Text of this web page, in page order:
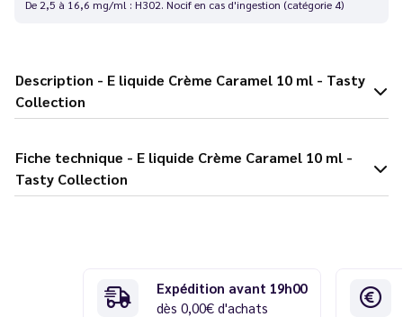
De 2,5 à 16,6 mg/ml : H302. Nocif en cas d'ingestion (catégorie 4)
Description - E liquide Crème Caramel 10 ml - Tasty
Collection
Fiche technique - E liquide Crème Caramel 10 ml -
Tasty Collection
Expédition avant 19h00
dès 0,00€ d'achats